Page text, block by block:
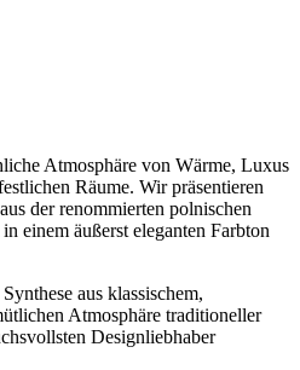
Atmosphäre von Wärme, Luxus
Räume. Wir präsentieren
der renommierten polnischen
einem äußerst eleganten Farbton
aus klassischem,
Atmosphäre traditioneller
Designliebhaber